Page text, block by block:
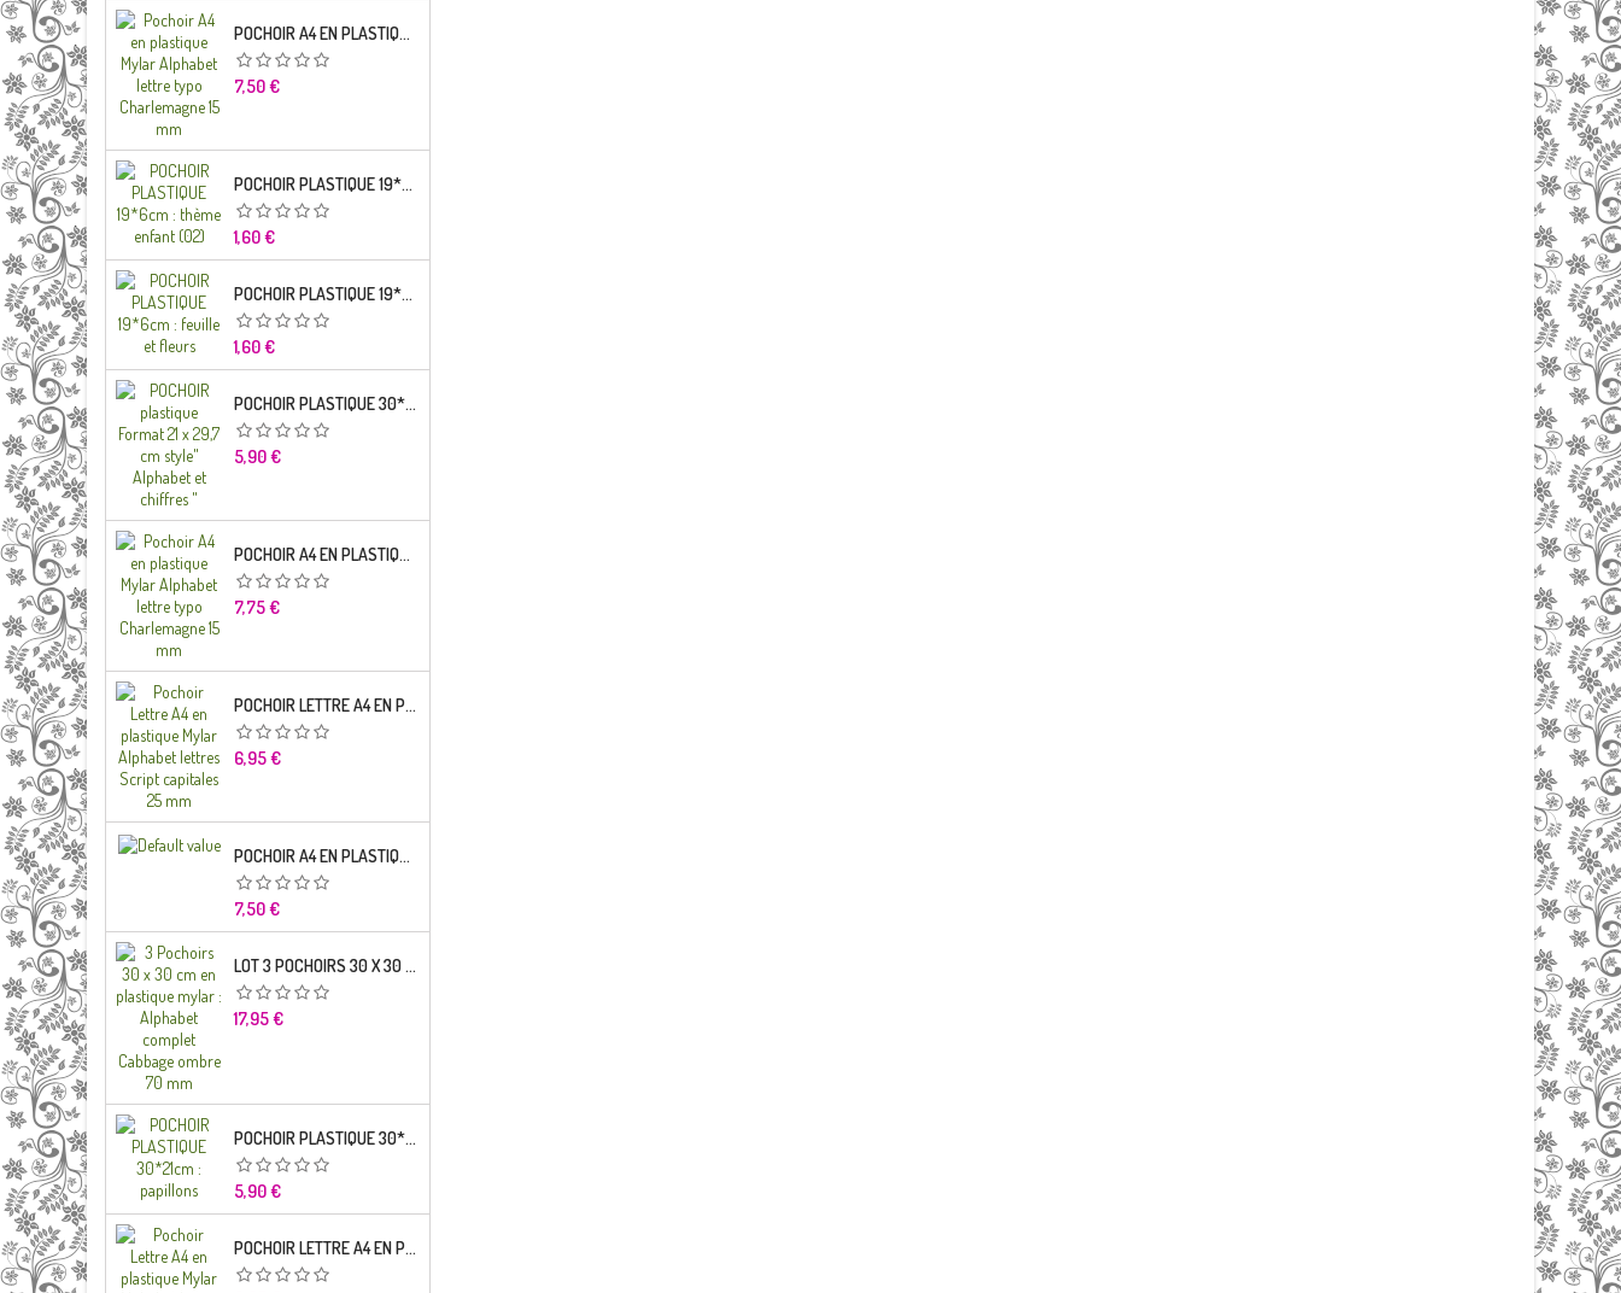
POCHOIR A4 EN PLASTIQUE MYLAR ALPHABET LETTRE TYPO CHARLEMAGNE
Prix
7,50 €
POCHOIR PLASTIQUE 19*6CM : THÈME ENFANT (02)
Prix
1,60 €
POCHOIR PLASTIQUE 19*6CM : FEUILLE ET FLEURS
Prix
1,60 €
POCHOIR PLASTIQUE 30*21CM : ALPHABET (02)
Prix
5,90 €
POCHOIR A4 EN PLASTIQUE MYLAR ALPHABET LETTRE TYPO RAVIE 30 MM
Prix
7,75 €
POCHOIR LETTRE A4 EN PLASTIQUE MYLAR ALPHABET LETTRES SCRIPT CAPITALES 25 MM
Prix
6,95 €
POCHOIR A4 EN PLASTIQUE MYLAR ALPHABET LETTRE TYPO SCIENCE 35 MM
Prix
7,50 €
LOT 3 POCHOIRS 30 X 30 CM EN PLASTIQUE MYLAR : ALPHABET COMPLET CABBAGE OMBRE 70 MM
Prix
17,95 €
POCHOIR PLASTIQUE 30*21CM : PAPILLONS
Prix
5,90 €
POCHOIR LETTRE A4 EN PLASTIQUE MYLAR ALPHABET LETTRES BRODWAY CAPITALES 20 MM